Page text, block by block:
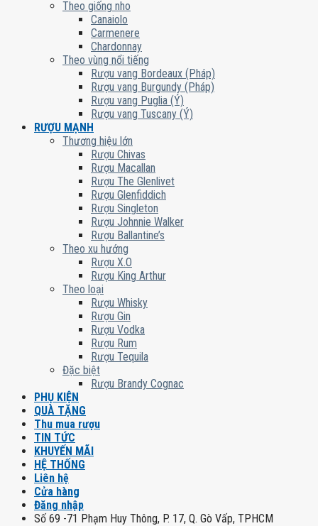
Theo giống nho
Canaiolo
Carmenere
Chardonnay
Theo vùng nổi tiếng
Rượu vang Bordeaux (Pháp)
Rượu vang Burgundy (Pháp)
Rượu vang Puglia (Ý)
Rượu vang Tuscany (Ý)
RƯỢU MẠNH
Thương hiệu lớn
Rượu Chivas
Rượu Macallan
Rượu The Glenlivet
Rượu Glenfiddich
Rượu Singleton
Rượu Johnnie Walker
Rượu Ballantine’s
Theo xu hướng
Rượu X.O
Rượu King Arthur
Theo loại
Rượu Whisky
Rượu Gin
Rượu Vodka
Rượu Rum
Rượu Tequila
Đặc biệt
Rượu Brandy Cognac
PHỤ KIỆN
QUÀ TẶNG
Thu mua rượu
TIN TỨC
KHUYẾN MÃI
HỆ THỐNG
Liên hệ
Cửa hàng
Đăng nhập
Số 69 -71 Phạm Huy Thông, P. 17, Q. Gò Vấp, TPHCM